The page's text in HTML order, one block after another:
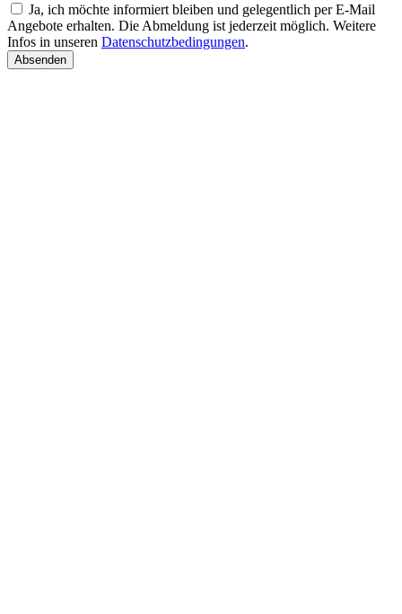
Ja, ich möchte informiert bleiben und gelegentlich per E-Mail
Angebote erhalten. Die Abmeldung ist jederzeit möglich. Weitere
Infos in unseren Datenschutzbedingungen.
Absenden